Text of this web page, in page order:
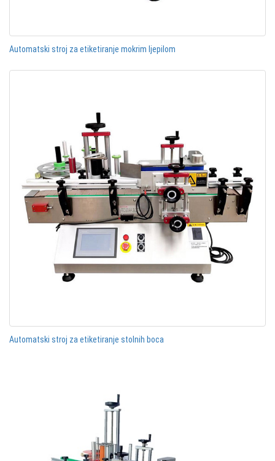
Automatski stroj za etiketiranje mokrim ljepilom
Automatski stroj za etiketiranje stolnih boca